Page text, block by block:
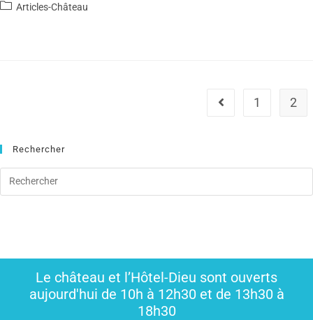
Articles-Château
1 2
Rechercher
Le château et l’Hôtel-Dieu sont ouverts
aujourd'hui de 10h à 12h30 et de 13h30 à
18h30